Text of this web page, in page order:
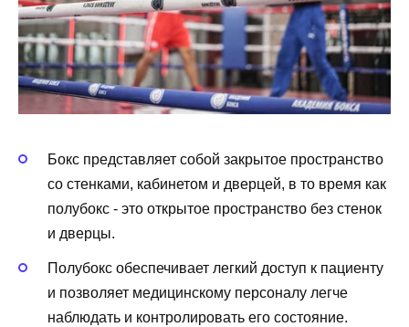
Бокс представляет собой закрытое пространство
со стенками, кабинетом и дверцей, в то время как
полубокс - это открытое пространство без стенок
и дверцы.
Полубокс обеспечивает легкий доступ к пациенту
и позволяет медицинскому персоналу легче
наблюдать и контролировать его состояние.